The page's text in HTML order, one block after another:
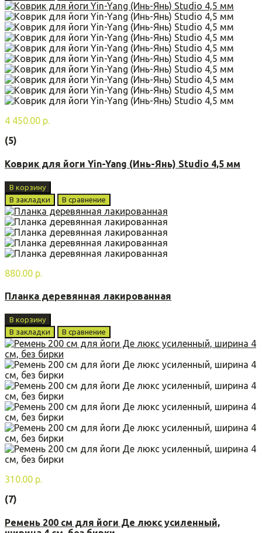
4 450.00 р.
(5)
Коврик для йоги Yin-Yang (Инь-Янь) Studio 4,5 мм
В корзину
В закладки
В сравнение
880.00 р.
Планка деревянная лакированная
В корзину
В закладки
В сравнение
310.00 р.
(7)
Ремень 200 см для йоги Де люкс усиленный,